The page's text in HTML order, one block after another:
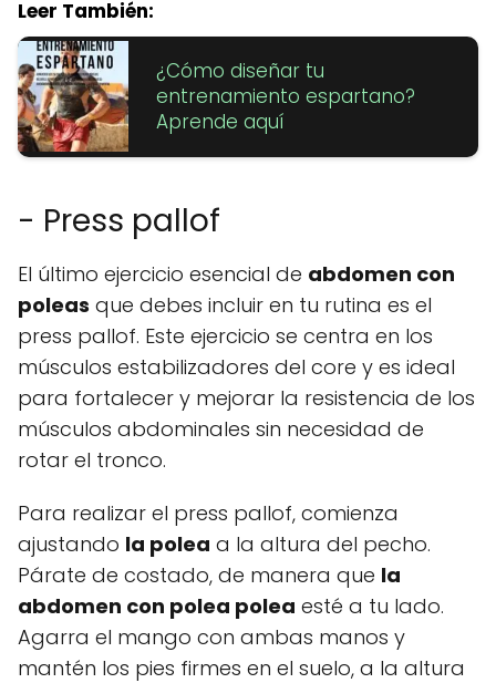
Leer También:
¿Cómo diseñar tu
entrenamiento espartano?
Aprende aquí
- Press pallof
El último ejercicio esencial de abdomen con
poleas que debes incluir en tu rutina es el
press pallof. Este ejercicio se centra en los
músculos estabilizadores del core y es ideal
para fortalecer y mejorar la resistencia de los
músculos abdominales sin necesidad de
rotar el tronco.
Para realizar el press pallof, comienza
ajustando la polea a la altura del pecho.
Párate de costado, de manera que la
abdomen con polea polea esté a tu lado.
Agarra el mango con ambas manos y
mantén los pies firmes en el suelo, a la altura